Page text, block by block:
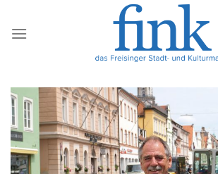
Inhalt
springen